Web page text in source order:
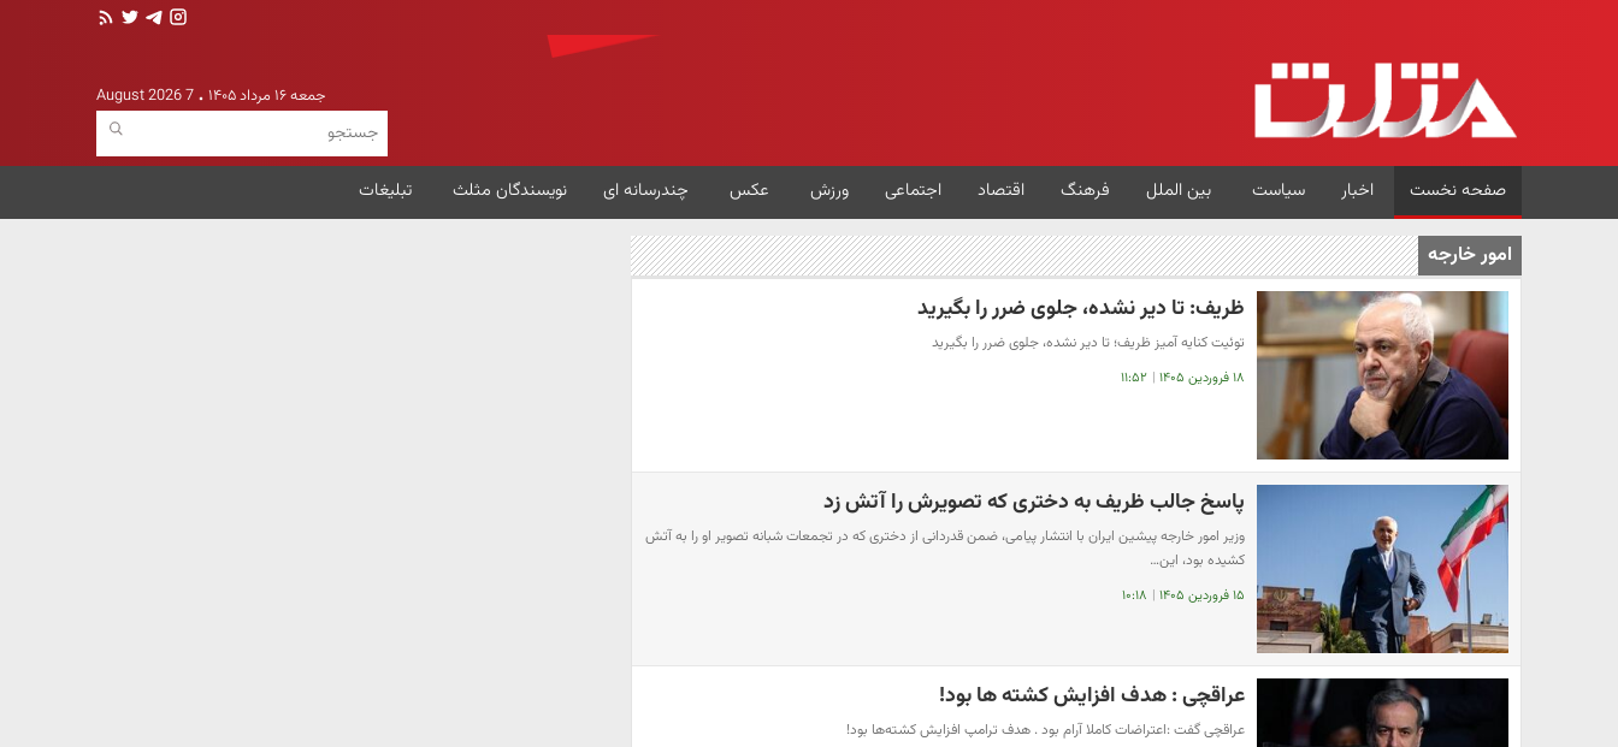
جمعه ۱۶ مرداد ۱۴۰۵ 7 August 2026
صفحه نخست اخبار سیاست بین الملل فرهنگ اقتصاد اجتماعی ورزش عکس چندرسانه ای نویسندگان مثلث تبلیغات
امور خارجه
ظریف: تا دیر نشده، جلوی ضرر را بگیرید
توئیت کنایه آمیز ظریف؛ تا دیر نشده، جلوی ضرر را بگیرید
۱۸ فروردین ۱۴۰۵ | ۱۱:۵۲
پاسخ جالب ظریف به دختری که تصویرش را آتش زد
وزیر امور خارجه پیشین ایران با انتشار پیامی، ضمن قدردانی از دختری که در تجمعات شبانه تصویر او را به آتش
کشیده بود، این…
۱۵ فروردین ۱۴۰۵ | ۱۰:۱۸
عراقچی : هدف افزایش کشته ها بود!
عراقچی گفت :اعتراضات کاملا آرام بود . هدف ترامپ افزایش کشته‌ها بود!